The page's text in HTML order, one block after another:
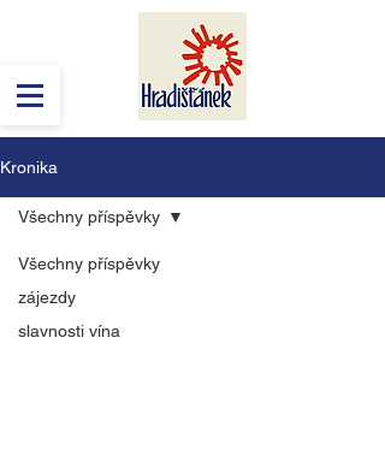
Kronika
Všechny příspěvky
zájezdy
slavnosti vína
Všechny příspěvky